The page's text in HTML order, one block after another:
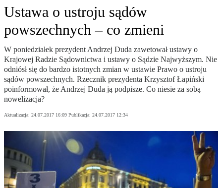
Ustawa o ustroju sądów
powszechnych – co zmieni
W poniedziałek prezydent Andrzej Duda zawetował ustawy o
Krajowej Radzie Sądownictwa i ustawy o Sądzie Najwyższym. Nie
odniósł się do bardzo istotnych zmian w ustawie Prawo o ustroju
sądów powszechnych. Rzecznik prezydenta Krzysztof Łapiński
poinformował, że Andrzej Duda ją podpisze. Co niesie za sobą
nowelizacja?
Aktualizacja: 24.07.2017 16:09 Publikacja: 24.07.2017 12:34